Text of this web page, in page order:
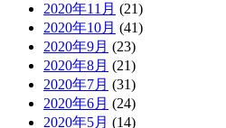
2020年11月 (21)
2020年10月 (41)
2020年9月 (23)
2020年8月 (21)
2020年7月 (31)
2020年6月 (24)
2020年5月 (14)